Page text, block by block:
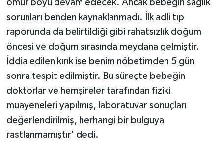
ömür boyu devam edecek. Ancak bebeğin sağlık
sorunları benden kaynaklanmadı. İlk adli tıp
raporunda da belirtildiği gibi rahatsızlık doğum
öncesi ve doğum sırasında meydana gelmiştir.
İddia edilen kırık ise benim nöbetimden 5 gün
sonra tespit edilmiştir. Bu süreçte bebeğin
doktorlar ve hemşireler tarafından fiziki
muayeneleri yapılmış, laboratuvar sonuçları
değerlendirilmiş, herhangi bir bulguya
rastlanmamıştır' dedi.